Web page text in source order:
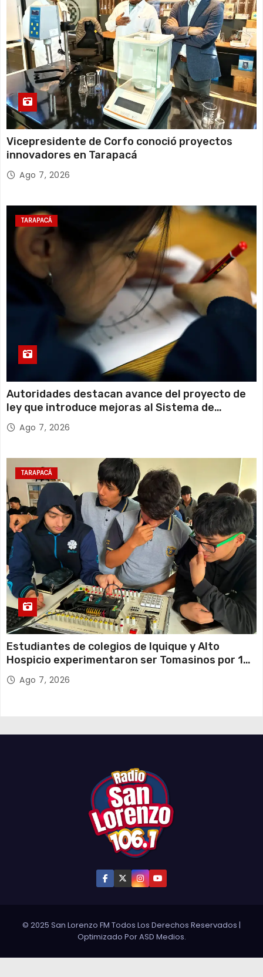
Vicepresidente de Corfo conoció proyectos
innovadores en Tarapacá
Ago 7, 2026
TARAPACÁ
Autoridades destacan avance del proyecto de
ley que introduce mejoras al Sistema de
Admisión Escolar
Ago 7, 2026
TARAPACÁ
Estudiantes de colegios de Iquique y Alto
Hospicio experimentaron ser Tomasinos por 1
día Ago 7, 2026
© 2025 San Lorenzo FM Todos Los Derechos Reservados |
Optimizado PorASD Medios.